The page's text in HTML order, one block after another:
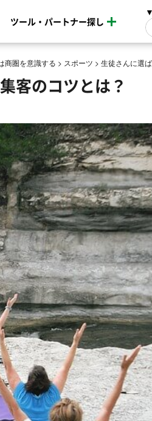
ツール・パートナー探し
商圏を意識する > スポーツ > 生徒さんに選
客のコツとは？